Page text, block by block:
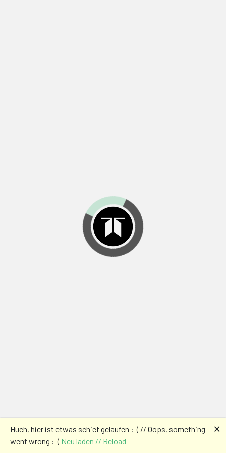
Huch, hier ist etwas schief gelaufen :-( // Oops, something
went wrong :-( Neu laden // Reload
🗙